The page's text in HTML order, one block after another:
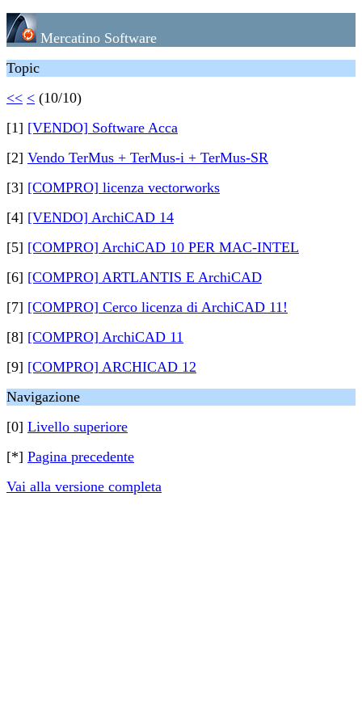
Mercatino Software
Topic
<< < (10/10)
[1] [VENDO] Software Acca
[2] Vendo TerMus + TerMus-i + TerMus-SR
[3] [COMPRO] licenza vectorworks
[4] [VENDO] ArchiCAD 14
[5] [COMPRO] ArchiCAD 10 PER MAC-INTEL
[6] [COMPRO] ARTLANTIS E ArchiCAD
[7] [COMPRO] Cerco licenza di ArchiCAD 11!
[8] [COMPRO] ArchiCAD 11
[9] [COMPRO] ARCHICAD 12
Navigazione
[0] Livello superiore
[*] Pagina precedente
Vai alla versione completa